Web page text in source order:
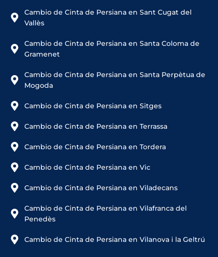
Cambio de Cinta de Persiana en Sant Cugat del
Vallès
Cambio de Cinta de Persiana en Santa Coloma de
Gramenet
Cambio de Cinta de Persiana en Santa Perpètua de
Mogoda
Cambio de Cinta de Persiana en Sitges
Cambio de Cinta de Persiana en Terrassa
Cambio de Cinta de Persiana en Tordera
Cambio de Cinta de Persiana en Vic
Cambio de Cinta de Persiana en Viladecans
Cambio de Cinta de Persiana en Vilafranca del
Penedès
Cambio de Cinta de Persiana en Vilanova i la Geltrú